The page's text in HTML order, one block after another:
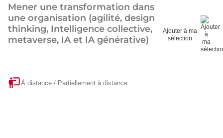
Mener une transformation dans
une organisation (agilité, design
thinking, Intelligence collective,
metaverse, IA et IA générative)
Ajouter à ma
sélection
À distance / Partiellement à distance